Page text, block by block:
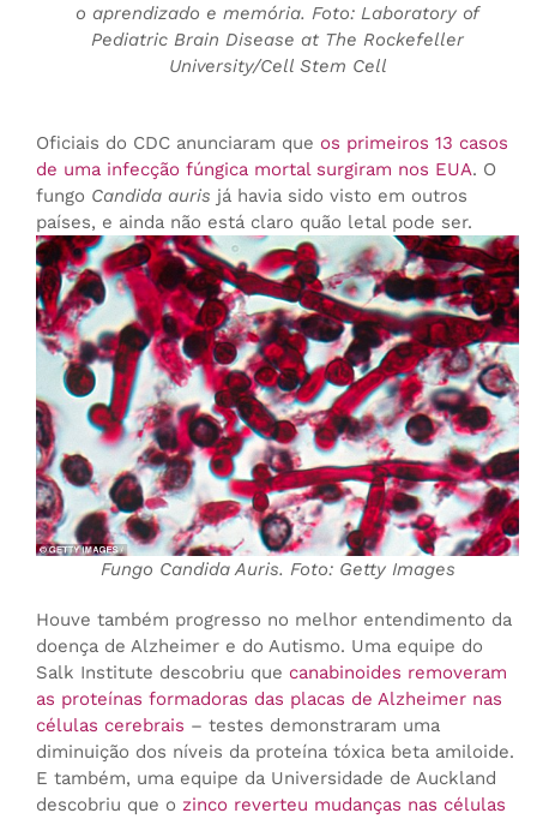
o aprendizado e memória. Foto: Laboratory of
Pediatric Brain Disease at The Rockefeller
University/Cell Stem Cell
Oficiais do CDC anunciaram que os primeiros 13 casos
de uma infecção fúngica mortal surgiram nos EUA. O
fungo Candida auris já havia sido visto em outros
países, e ainda não está claro quão letal pode ser.
Fungo Candida Auris. Foto: Getty Images
Houve também progresso no melhor entendimento da
doença de Alzheimer e do Autismo. Uma equipe do
Salk Institute descobriu que canabinoides removeram
as proteínas formadoras das placas de Alzheimer nas
células cerebrais – testes demonstraram uma
diminuição dos níveis da proteína tóxica beta amiloide.
E também, uma equipe da Universidade de Auckland
descobriu que o zinco reverteu mudanças nas células